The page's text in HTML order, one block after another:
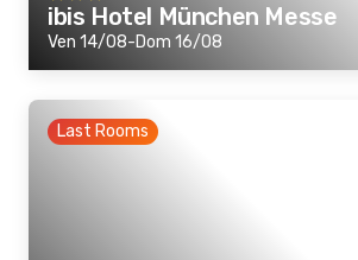
ibis Hotel München Messe
Ven 14/08-Dom 16/08
Last Rooms